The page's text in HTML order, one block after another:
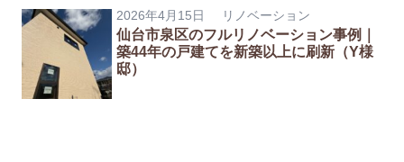
2026年4月15日 リノベーション
仙台市泉区のフルリノベーション事例｜
築44年の戸建てを新築以上に刷新（Y様
邸）